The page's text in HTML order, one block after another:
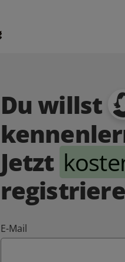
Du willst
Jetzt
E-Mail